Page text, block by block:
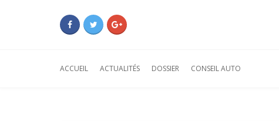
ACCUEIL ACTUALITÉS DOSSIER CONSEIL AUTO